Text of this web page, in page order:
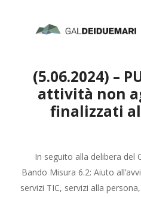
(5.06.2024) –
attività non
finalizzati
In seguito alla delibera del
Bando Misura 6.2: Aiuto
servizi TIC, servizi alla